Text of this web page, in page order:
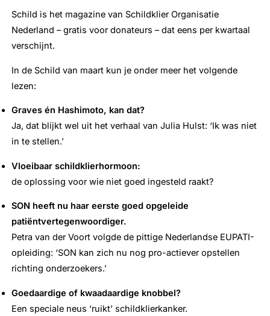
Schild is het magazine van Schildklier Organisatie
Nederland – gratis voor donateurs – dat eens per kwartaal
verschijnt.
In de Schild van maart kun je onder meer het volgende
lezen:
Graves én Hashimoto, kan dat?
Ja, dat blijkt wel uit het verhaal van Julia Hulst: ‘Ik was niet
in te stellen.’
Vloeibaar schildklierhormoon:
de oplossing voor wie niet goed ingesteld raakt?
SON heeft nu haar eerste goed opgeleide
patiëntvertegenwoordiger.
Petra van der Voort volgde de pittige Nederlandse EUPATI-
opleiding: ‘SON kan zich nu nog pro-actiever opstellen
richting onderzoekers.’
Goedaardige of kwaadaardige knobbel?
Een speciale neus ‘ruikt’ schildklierkanker.